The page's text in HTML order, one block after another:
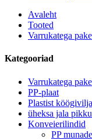
Avaleht
Tooted
Varrukatega
Kategooriad
Varrukatega
PP-plaat
Plastist
üheksa jala
Konveierilindid
PP